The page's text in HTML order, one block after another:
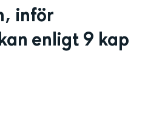
inför
enligt 9 kap